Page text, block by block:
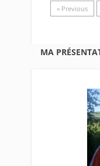
« Previous
MA